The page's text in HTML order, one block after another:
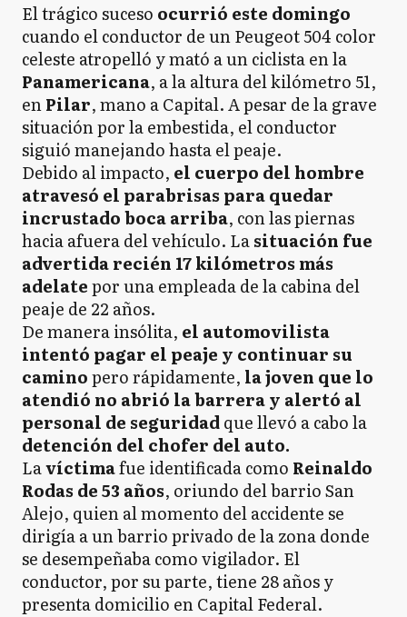
El trágico suceso ocurrió este domingo
cuando el conductor de un Peugeot 504 color
celeste atropelló y mató a un ciclista en la
Panamericana, a la altura del kilómetro 51,
enPilar, mano a Capital. A pesar de la grave
situación por la embestida, el conductor
siguió manejando hasta el peaje.
Debido al impacto, el cuerpo del hombre
atravesó el parabrisas para quedar
incrustado boca arriba, con las piernas
hacia afuera del vehículo. Lasituación fue
advertida recién 17 kilómetros más
adelatepor una empleada de la cabina del
peaje de 22 años.
De manera insólita, el automovilista
intentó pagar el peaje y continuar su
caminopero rápidamente, la joven que lo
atendió no abrió la barrera y alertó al
personal de seguridadque llevó a cabo la
detención del chofer del auto.
Lavíctimafue identificada como Reinaldo
Rodas de 53 años, oriundo del barrio San
Alejo, quien al momento del accidente se
dirigía a un barrio privado de la zona donde
se desempeñaba como vigilador. El
conductor, por su parte, tiene 28 años y
presenta domicilio en Capital Federal.